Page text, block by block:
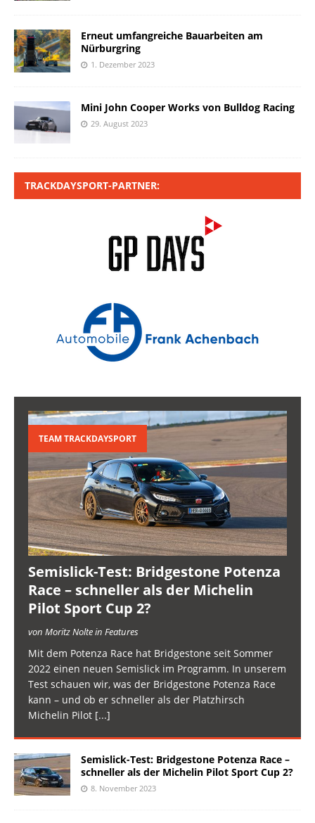
Erneut umfangreiche Bauarbeiten am
Nürburgring
1. Dezember 2023
Mini John Cooper Works von Bulldog Racing
29. August 2023
TRACKDAYSPORT-PARTNER:
TEAM TRACKDAYSPORT
Semislick-Test: Bridgestone Potenza
Race – schneller als der Michelin
Pilot Sport Cup 2?
von Moritz Nolte in Features
Mit dem Potenza Race hat Bridgestone seit Sommer
2022 einen neuen Semislick im Programm. In unserem
Test schauen wir, was der Bridgestone Potenza Race
kann – und ob er schneller als der Platzhirsch
Michelin Pilot [...]
Semislick-Test: Bridgestone Potenza Race –
schneller als der Michelin Pilot Sport Cup 2?
8. November 2023